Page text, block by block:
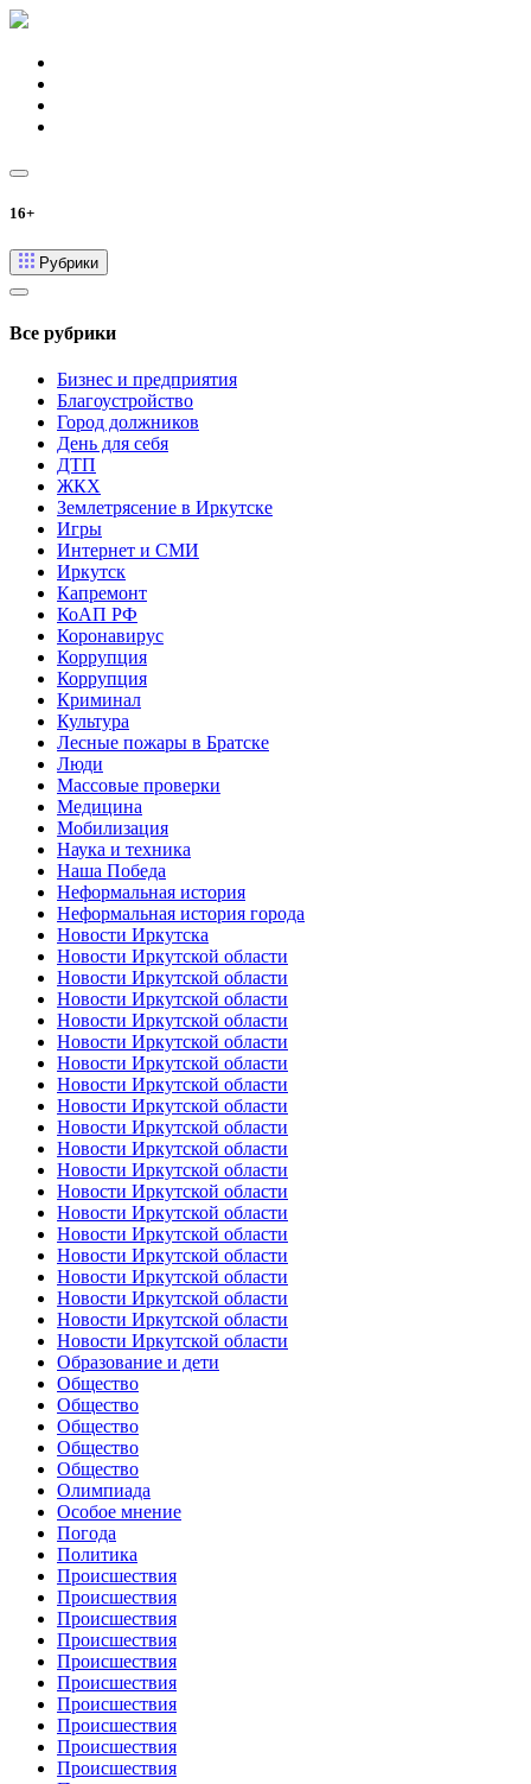
16+
Рубрики
Все рубрики
Бизнес и предприятия
Благоустройство
Город должников
День для себя
ДТП
ЖКХ
Землетрясение в Иркутске
Игры
Интернет и СМИ
Иркутск
Капремонт
КоАП РФ
Коронавирус
Коррупция
Коррупция
Криминал
Культура
Лесные пожары в Братске
Люди
Массовые проверки
Медицина
Мобилизация
Наука и техника
Наша Победа
Неформальная история
Неформальная история города
Новости Иркутска
Новости Иркутской области
Новости Иркутской области
Новости Иркутской области
Новости Иркутской области
Новости Иркутской области
Новости Иркутской области
Новости Иркутской области
Новости Иркутской области
Новости Иркутской области
Новости Иркутской области
Новости Иркутской области
Новости Иркутской области
Новости Иркутской области
Новости Иркутской области
Новости Иркутской области
Новости Иркутской области
Новости Иркутской области
Новости Иркутской области
Новости Иркутской области
Образование и дети
Общество
Общество
Общество
Общество
Общество
Олимпиада
Особое мнение
Погода
Политика
Происшествия
Происшествия
Происшествия
Происшествия
Происшествия
Происшествия
Происшествия
Происшествия
Происшествия
Происшествия